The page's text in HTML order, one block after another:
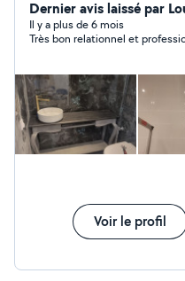
plomberie a 100% de
que je vous propose ma
plomberie .
Dernier avis laissé par
Il y a plus de 6 mois
Très bon relationnel et
Voir le profil